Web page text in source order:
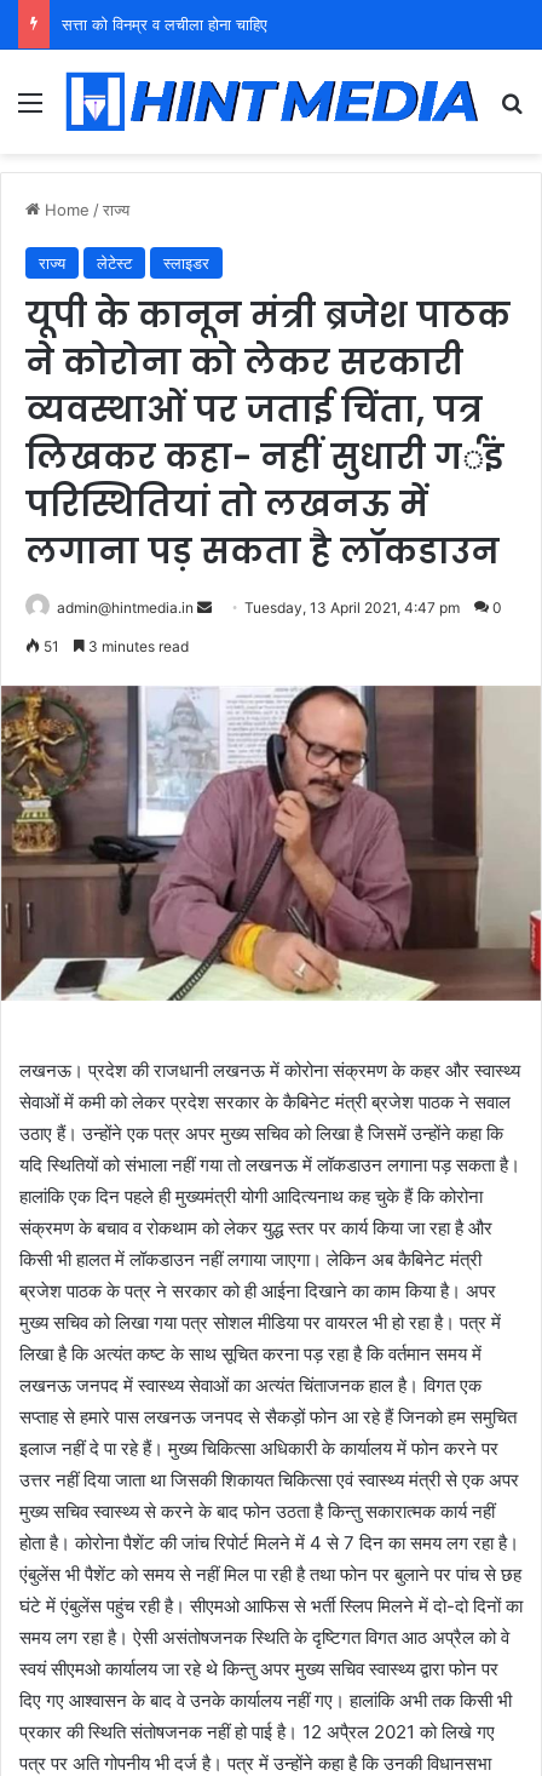
युवा शक्ति को पहचाने बूढ़ा नेतृत्व
Menu
Home /राज्य
राज्य लेटेस्ट स्लाइडर
यूपी के कानून मंत्री ब्रजेश पाठक
ने कोरोना को लेकर सरकारी
व्यवस्थाओं पर जताई चिंता, पत्र
लिखकर कहा- नहीं सुधारी गर्इं
परिस्थितियां तो लखनऊ में
लगाना पड़ सकता है लॉकडाउन
admin@hintmedia.in
SendTuesday, 13 April 2021, 4:47 pm 0
51 3 minutes read
लखनऊ। प्रदेश की राजधानी लखनऊ में कोरोना संक्रमण के कहर और स्वास्थ्य
सेवाओं में कमी को लेकर प्रदेश सरकार के कैबिनेट मंत्री ब्रजेश पाठक ने सवाल
उठाए हैं। उन्होंने एक पत्र अपर मुख्य सचिव को लिखा है जिसमें उन्होंने कहा कि
यदि स्थितियों को संभाला नहीं गया तो लखनऊ में लॉकडाउन लगाना पड़ सकता है।
हालांकि एक दिन पहले ही मुख्यमंत्री योगी आदित्यनाथ कह चुके हैं कि कोरोना
संक्रमण के बचाव व रोकथाम को लेकर युद्ध स्तर पर कार्य किया जा रहा है और
किसी भी हालत में लॉकडाउन नहीं लगाया जाएगा। लेकिन अब कैबिनेट मंत्री
ब्रजेश पाठक के पत्र ने सरकार को ही आईना दिखाने का काम किया है। अपर
मुख्य सचिव को लिखा गया पत्र सोशल मीडिया पर वायरल भी हो रहा है। पत्र में
लिखा है कि अत्यंत कष्ट के साथ सूचित करना पड़ रहा है कि वर्तमान समय में
लखनऊ जनपद में स्वास्थ्य सेवाओं का अत्यंत चिंताजनक हाल है। विगत एक
सप्ताह से हमारे पास लखनऊ जनपद से सैकड़ों फोन आ रहे हैं जिनको हम समुचित
इलाज नहीं दे पा रहे हैं। मुख्य चिकित्सा अधिकारी के कार्यालय में फोन करने पर
उत्तर नहीं दिया जाता था जिसकी शिकायत चिकित्सा एवं स्वास्थ्य मंत्री से एक अपर
मुख्य सचिव स्वास्थ्य से करने के बाद फोन उठता है किन्तु सकारात्मक कार्य नहीं
होता है। कोरोना पैशेंट की जांच रिपोर्ट मिलने में 4 से 7 दिन का समय लग रहा है।
एंबुलेंस भी पैशेंट को समय से नहीं मिल पा रही है तथा फोन पर बुलाने पर पांच से छह
घंटे में एंबुलेंस पहुंच रही है। सीएमओ आफिस से भर्ती स्लिप मिलने में दो-दो दिनों का
समय लग रहा है। ऐसी असंतोषजनक स्थिति के दृष्टिगत विगत आठ अप्रैल को वे
स्वयं सीएमओ कार्यालय जा रहे थे किन्तु अपर मुख्य सचिव स्वास्थ्य द्वारा फोन पर
दिए गए आश्वासन के बाद वे उनके कार्यालय नहीं गए। हालांकि अभी तक किसी भी
प्रकार की स्थिति संतोषजनक नहीं हो पाई है। 12 अपै्रल 2021 को लिखे गए
पत्र पर अति गोपनीय भी दर्ज है। पत्र में उन्होंने कहा है कि उनकी विधानसभा